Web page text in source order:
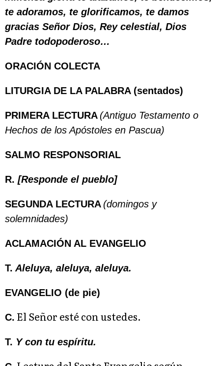
te adoramos, te glorificamos, te damos
gracias Señor Dios, Rey celestial, Dios
Padre todopoderoso…
ORACIÓN COLECTA
LITURGIA DE LA PALABRA (sentados)
PRIMERA LECTURA (Antiguo Testamento o
Hechos de los Apóstoles en Pascua)
SALMO RESPONSORIAL
R. [Responde el pueblo]
SEGUNDA LECTURA (domingos y
solemnidades)
ACLAMACIÓN AL EVANGELIO
T. Aleluya, aleluya, aleluya.
EVANGELIO (de pie)
C. El Señor esté con ustedes.
T. Y con tu espíritu.